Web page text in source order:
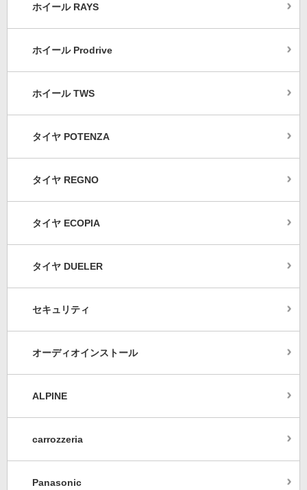
ホイール RAYS
ホイール Prodrive
ホイール TWS
タイヤ POTENZA
タイヤ REGNO
タイヤ ECOPIA
タイヤ DUELER
セキュリティ
オーディオインストール
ALPINE
carrozzeria
Panasonic